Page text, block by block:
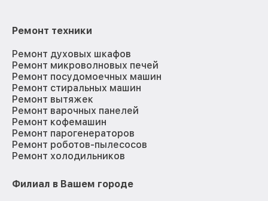
Ремонт техники
Ремонт духовых шкафов
Ремонт микроволновых печей
Ремонт посудомоечных машин
Ремонт стиральных машин
Ремонт вытяжек
Ремонт варочных панелей
Ремонт кофемашин
Ремонт парогенераторов
Ремонт роботов-пылесосов
Ремонт холодильников
Филиал в Вашем городе